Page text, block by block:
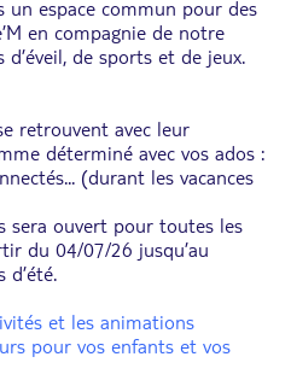
un espace commun pour des
en compagnie de notre
de sports et de jeux.
retrouvent avec leur
déterminé avec vos ados :
(durant les vacances
sera ouvert pour toutes les
du 04/07/26 jusqu’au
d’été.
et les animations
pour vos enfants et vos